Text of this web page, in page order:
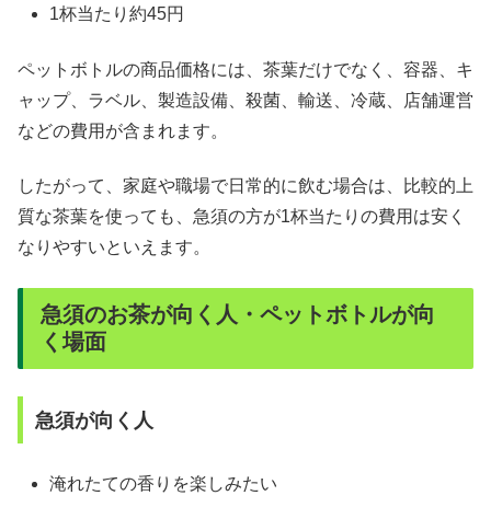
1杯当たり約45円
ペットボトルの商品価格には、茶葉だけでなく、容器、キ
ャップ、ラベル、製造設備、殺菌、輸送、冷蔵、店舗運営
などの費用が含まれます。
したがって、家庭や職場で日常的に飲む場合は、比較的上
質な茶葉を使っても、急須の方が1杯当たりの費用は安く
なりやすいといえます。
急須のお茶が向く人・ペットボトルが向
く場面
急須が向く人
淹れたての香りを楽しみたい